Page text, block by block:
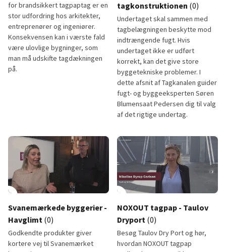
for brandsikkert tagpaptag er en
stor udfordring hos arkitekter,
entreprenører og ingeniører.
Konsekvensen kan i værste fald
være ulovlige bygninger, som
man må udskifte tagdækningen
på.
Brandkrav for tagpap
tagkonstruktionen (0)
Undertaget skal sammen med
tagbelægningen beskytte mod
indtrængende fugt. Hvis
undertaget ikke er udført
korrekt, kan det give store
byggetekniske problemer. I
dette afsnit af Tagkanalen guider
fugt- og byggeeksperten Søren
Blumensaat Pedersen dig til valg
af det rigtige undertag.
Vælg et sikkert undertag og
Svanemærkede byggerier -
Havglimt (0)
Godkendte produkter giver
kortere vej til Svanemærket
play_circle
5:45
NOXOUT tagpap - Taulov
Dryport (0)
Besøg Taulov Dry Port og hør,
hvordan NOXOUT tagpap